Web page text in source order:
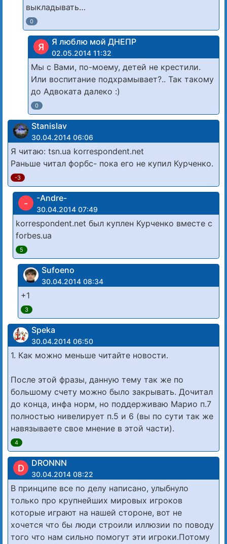
выкладывать…
0
Я Я люблю мой ДНЕПР
02.05.2014 11:32
Мы с Вами, по-моему, детей не крестили.
Или воспитание подхрамывает?.. Так такому
до Адвоката далеко :)
0
Stanislav
30.04.2014 06:06
Я читаю: tsn.ua korrespondent.net
Раньше читал форбс- пока его не купил Курченко.
-3
- -Andre-
30.04.2014 07:49
korrespondent.net был куплен Курченко вместе с
forbes.ua
5
Sufoeno
30.04.2014 08:34
+1
3
Speka
30.04.2014 06:50
1. Как можно меньше читайте новости.
После этой фразы, данную тему так же по
большому счету можно было закрывать. Дочитал
до конца, инфа норм, но поддерживаю Марио п.7
полностью нивелирует п.5 и 6 (вы по сути так же
навязываете свое мнение в этой части).
4
D DRONNN
30.04.2014 08:22
В принципе все по делу написано, улыбнуло
только про крупнейших мировых игроков
которые играют на нашей стороне, вот не
хочется что бы люди строили иллюзии по поводу
того что нам сильно помогут эти игроки.Потому